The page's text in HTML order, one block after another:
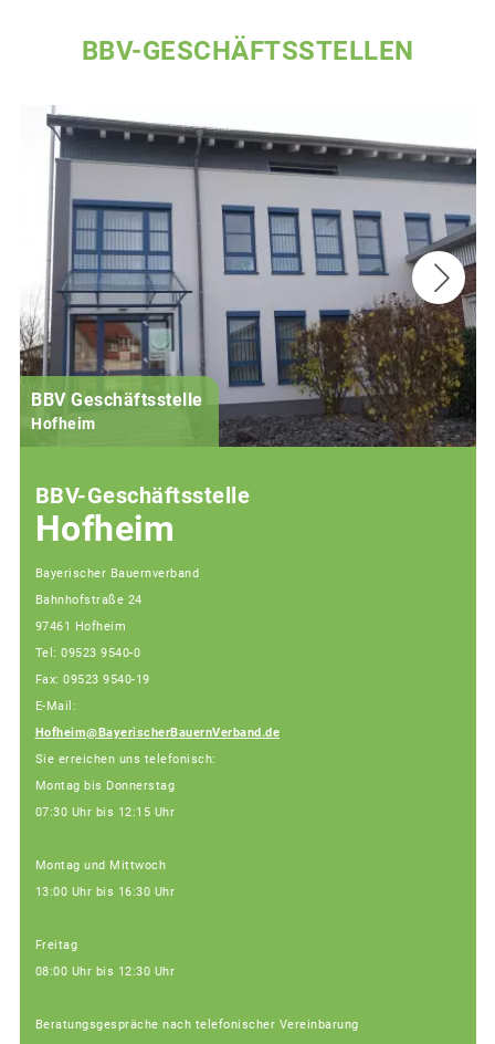
BBV-GESCHÄFTSSTELLEN
BBV Geschäftsstelle
Hofheim
BBV-Geschäftsstelle
Hofheim
Bayerischer Bauernverband
Bahnhofstraße 24
97461 Hofheim
Tel: 09523 9540-0
Fax: 09523 9540-19
E-Mail:
Hofheim@BayerischerBauernVerband.de
Sie erreichen uns telefonisch:
Montag bis Donnerstag
07:30 Uhr bis 12:15 Uhr
Montag und Mittwoch
13:00 Uhr bis 16:30 Uhr
Freitag
08:00 Uhr bis 12:30 Uhr
Beratungsgespräche nach telefonischer Vereinbarung